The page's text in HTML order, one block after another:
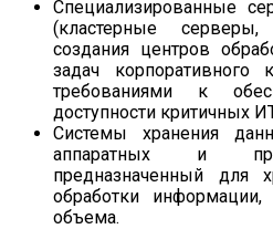
Специализированные
(кластерные
создания центров
задач
требованиями к
доступности критичных
Системы хранения
аппаратных и
предназначенный для
обработки
объема.